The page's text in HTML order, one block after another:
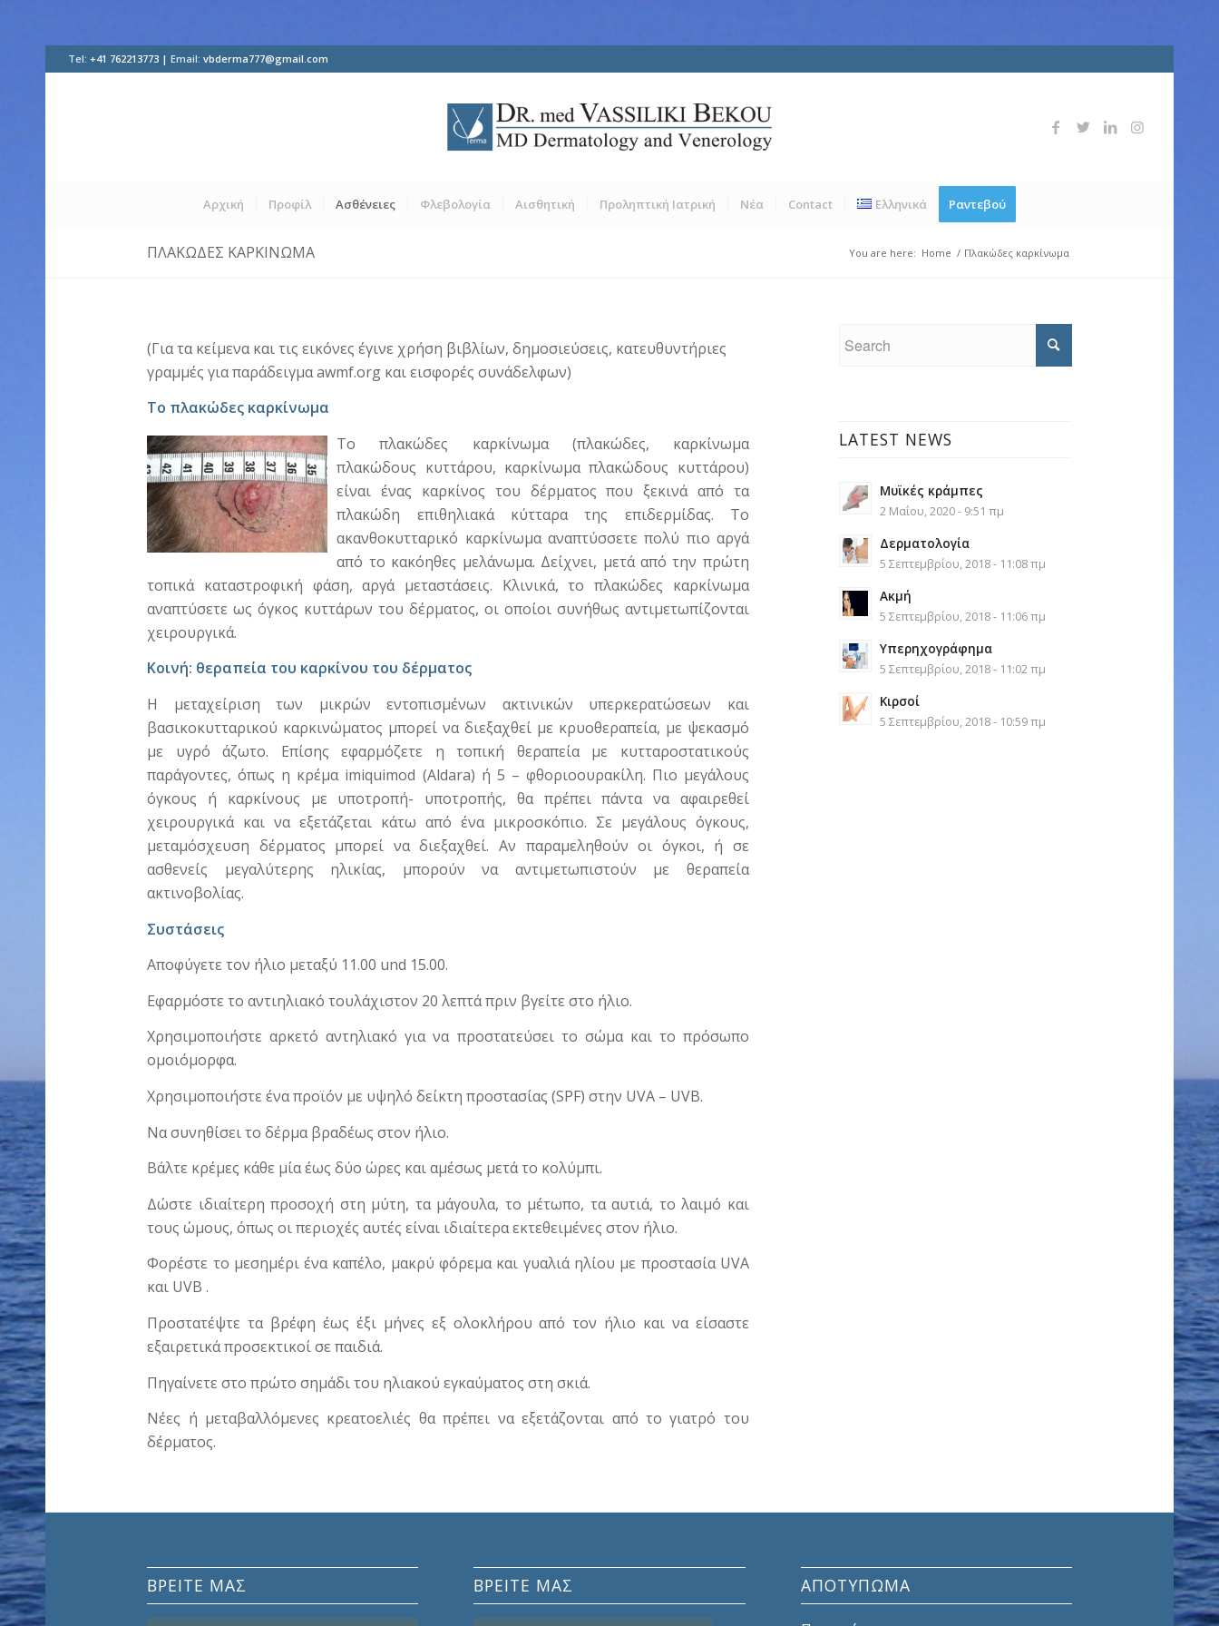
Tel: +41 762213773 | Email: vbderma777@gmail.com
Αρχική Προφίλ Ασθένειες Φλεβολογία Αισθητική Προληπτική Ιατρική Νέα Contact Ελληνικά Ραντεβού
ΠΛΑΚΏΔΕΣ ΚΑΡΚΊΝΩΜΑ You are here: Home / Πλακώδες καρκίνωμα
(Για τα κείμενα και τις εικόνες έγινε χρήση βιβλίων, δημοσιεύσεις, κατευθυντήριες
γραμμές για παράδειγμα awmf.org και εισφορές συνάδελφων)
Το πλακώδες καρκίνωμα
Το πλακώδες καρκίνωμα (πλακώδες, καρκίνωμα
πλακώδους κυττάρου, καρκίνωμα πλακώδους κυττάρου)
είναι ένας καρκίνος του δέρματος που ξεκινά από τα
πλακώδη επιθηλιακά κύτταρα της επιδερμίδας. Το
ακανθοκυτταρικό καρκίνωμα αναπτύσσετε πολύ πιο αργά
από το κακόηθες μελάνωμα. Δείχνει, μετά από την πρώτη
τοπικά καταστροφική φάση, αργά μεταστάσεις. Κλινικά, το πλακώδες καρκίνωμα
αναπτύσετε ως όγκος κυττάρων του δέρματος, οι οποίοι συνήθως αντιμετωπίζονται
χειρουργικά.
Κοινή: θεραπεία του καρκίνου του δέρματος
Η μεταχείριση των μικρών εντοπισμένων ακτινικών υπερκερατώσεων και
βασικοκυτταρικού καρκινώματος μπορεί να διεξαχθεί με κρυοθεραπεία, με ψεκασμό
με υγρό άζωτο. Επίσης εφαρμόζετε η τοπική θεραπεία με κυτταροστατικούς
παράγοντες, όπως η κρέμα imiquimod (Aldara) ή 5 – φθοριοουρακίλη. Πιο μεγάλους
όγκους ή καρκίνους με υποτροπή- υποτροπής, θα πρέπει πάντα να αφαιρεθεί
χειρουργικά και να εξετάζεται κάτω από ένα μικροσκόπιο. Σε μεγάλους όγκους,
μεταμόσχευση δέρματος μπορεί να διεξαχθεί. Αν παραμεληθούν οι όγκοι, ή σε
ασθενείς μεγαλύτερης ηλικίας, μπορούν να αντιμετωπιστούν με θεραπεία
ακτινοβολίας.
Συστάσεις
Αποφύγετε τον ήλιο μεταξύ 11.00 und 15.00.
Εφαρμόστε το αντιηλιακό τουλάχιστον 20 λεπτά πριν βγείτε στο ήλιο.
Χρησιμοποιήστε αρκετό αντηλιακό για να προστατεύσει το σώμα και το πρόσωπο
ομοιόμορφα.
Χρησιμοποιήστε ένα προϊόν με υψηλό δείκτη προστασίας (SPF) στην UVA – UVB.
Να συνηθίσει το δέρμα βραδέως στον ήλιο.
Βάλτε κρέμες κάθε μία έως δύο ώρες και αμέσως μετά το κολύμπι.
Δώστε ιδιαίτερη προσοχή στη μύτη, τα μάγουλα, το μέτωπο, τα αυτιά, το λαιμό και
τους ώμους, όπως οι περιοχές αυτές είναι ιδιαίτερα εκτεθειμένες στον ήλιο.
Φορέστε το μεσημέρι ένα καπέλο, μακρύ φόρεμα και γυαλιά ηλίου με προστασία UVA
και UVB .
Προστατέψτε τα βρέφη έως έξι μήνες εξ ολοκλήρου από τον ήλιο και να είσαστε
εξαιρετικά προσεκτικοί σε παιδιά.
Πηγαίνετε στο πρώτο σημάδι του ηλιακού εγκαύματος στη σκιά.
Νέες ή μεταβαλλόμενες κρεατοελιές θα πρέπει να εξετάζονται από το γιατρό του
δέρματος.
LATEST NEWS
Μυϊκές κράμπες
2 Μαΐου, 2020 - 9:51 πμ
Δερματολογία
5 Σεπτεμβρίου, 2018 - 11:08 πμ
Ακμή
5 Σεπτεμβρίου, 2018 - 11:06 πμ
Υπερηχογράφημα
5 Σεπτεμβρίου, 2018 - 11:02 πμ
Κιρσοί
5 Σεπτεμβρίου, 2018 - 10:59 πμ
ΒΡΕΊΤΕ ΜΑΣ ΒΡΕΙΤΕ ΜΑΣ ΑΠΟΤΎΠΩΜΑ